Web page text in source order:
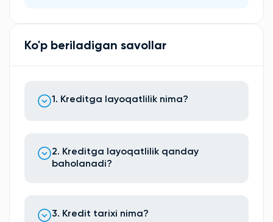
Ko'p beriladigan savollar
1. Kreditga layoqatlilik nima?
2. Kreditga layoqatlilik qanday
baholanadi?
3. Kredit tarixi nima?